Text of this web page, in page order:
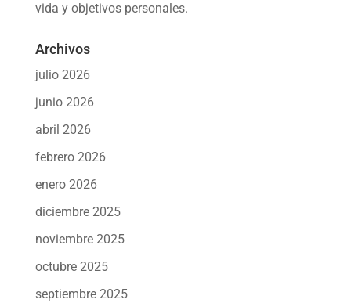
vida y objetivos personales.
Archivos
julio 2026
junio 2026
abril 2026
febrero 2026
enero 2026
diciembre 2025
noviembre 2025
octubre 2025
septiembre 2025